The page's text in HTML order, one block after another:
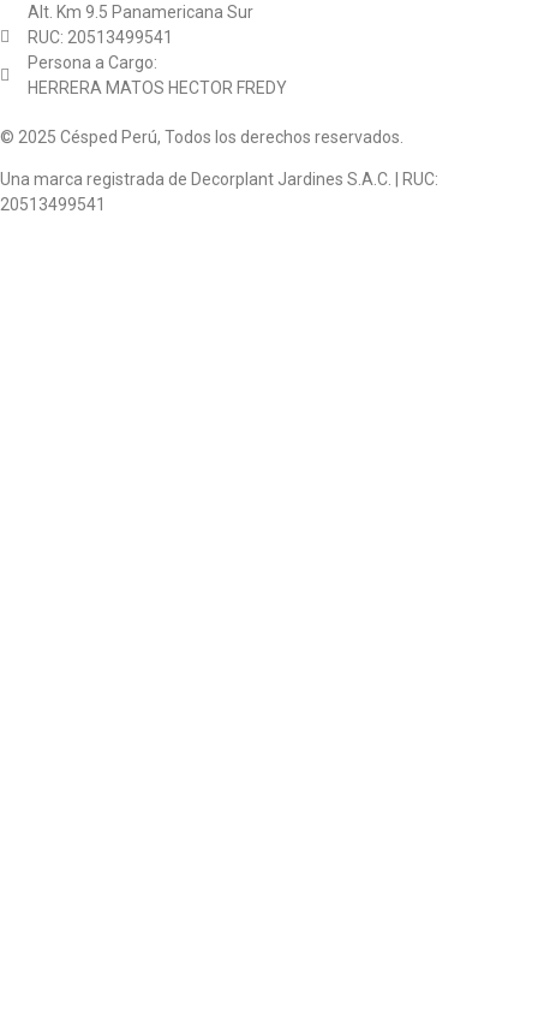
Alt. Km 9.5 Panamericana Sur
RUC: 20513499541
Persona a Cargo:
HERRERA MATOS HECTOR FREDY
© 2025 Césped Perú, Todos los derechos reservados.
Una marca registrada de Decorplant Jardines S.A.C. | RUC:
20513499541